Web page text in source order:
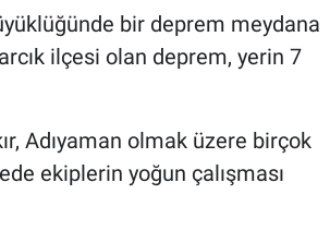
bir deprem meydana
ilçesi olan deprem, yerin 7
Adıyaman olmak üzere birçok
ekiplerin yoğun çalışması